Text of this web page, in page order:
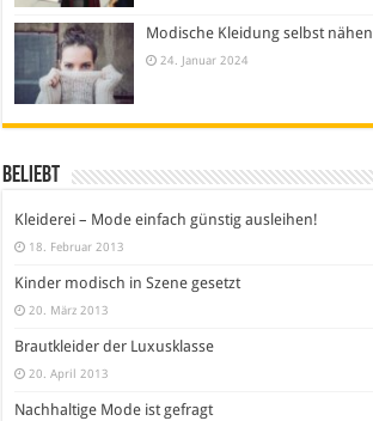
Modische Kleidung selbst nähen
24. Januar 2024
Beliebt
Kleiderei – Mode einfach günstig ausleihen!
18. Februar 2013
Kinder modisch in Szene gesetzt
20. März 2013
Brautkleider der Luxusklasse
20. April 2013
Nachhaltige Mode ist gefragt